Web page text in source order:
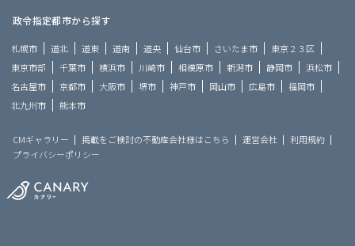
政令指定都市から探す
札幌市 道北 道東 道南 道央 仙台市 さいたま市
東京２３区
東京市部
千葉市 横浜市 川崎市 相模原市 新潟市 静岡市
浜松市
名古屋市
京都市 大阪市 堺市 神戸市 岡山市 広島市
福岡市
北九州市
熊本市
CMギャラリー 掲載をご検討の不動産会社様はこちら 運営会社
利用規約
プライバシーポリシー